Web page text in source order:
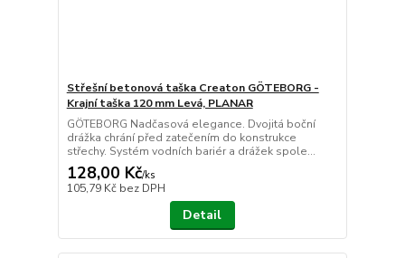
Střešní betonová taška Creaton GÖTEBORG -
Krajní taška 120 mm Levá, PLANAR
GÖTEBORG Nadčasová elegance. Dvojitá boční
drážka chrání před zatečením do konstrukce
střechy. Systém vodních bariér a drážek spole...
128,00 Kč/ks
105,79 Kč bez DPH
Detail